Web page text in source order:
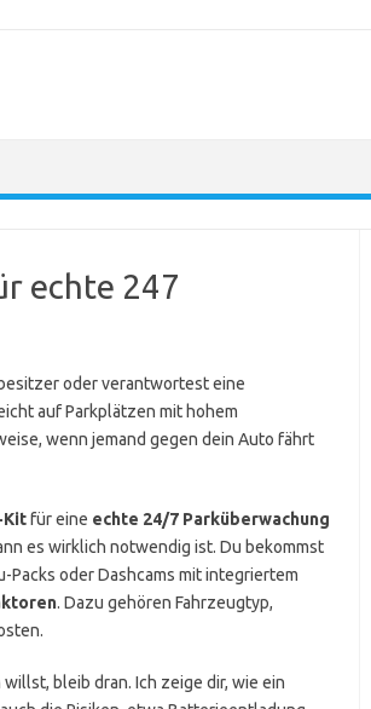
echte 247
oder verantwortest eine
auf Parkplätzen mit hohem
wenn jemand gegen dein Auto fährt
Kitfür eine echte 24/7 Parküberwachung
es wirklich notwendig ist. Du bekommst
oder Dashcams mit integriertem
. Dazu gehören Fahrzeugtyp,
bleib dran. Ich zeige dir, wie ein